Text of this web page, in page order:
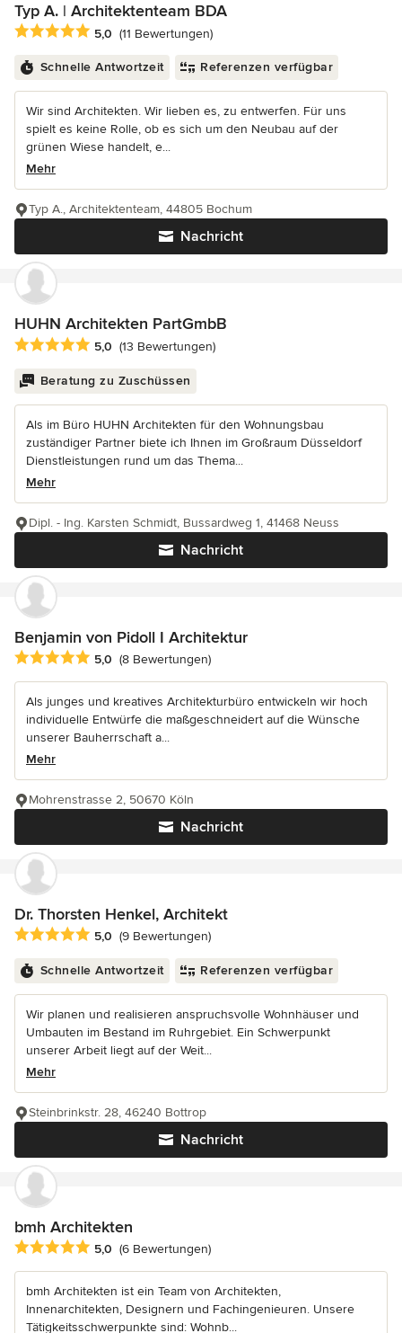
Typ A. | Architektenteam BDA
Durchschnittliche Bewertung: 5 von 5 Sternen
5,0 (11 Bewertungen)
Schnelle Antwortzeit Referenzen verfügbar
Wir sind Architekten. Wir lieben es, zu entwerfen. Für uns
spielt es keine Rolle, ob es sich um den Neubau auf der
grünen Wiese handelt, e...
Mehr
Nachricht
Typ A., Architektenteam, 44805 Bochum
HUHN Architekten PartGmbB
Durchschnittliche Bewertung: 5 von 5 Sternen
5,0 (13 Bewertungen)
Beratung zu Zuschüssen
Als im Büro HUHN Architekten für den Wohnungsbau
zuständiger Partner biete ich Ihnen im Großraum Düsseldorf
Dienstleistungen rund um das Thema...
Mehr
Nachricht
Dipl. - Ing. Karsten Schmidt, Bussardweg 1, 41468 Neuss
Benjamin von Pidoll I Architektur
Durchschnittliche Bewertung: 5 von 5 Sternen
5,0 (8 Bewertungen)
Als junges und kreatives Architekturbüro entwickeln wir hoch
individuelle Entwürfe die maßgeschneidert auf die Wünsche
unserer Bauherrschaft a...
Mehr
Nachricht
Mohrenstrasse 2, 50670 Köln
Dr. Thorsten Henkel, Architekt
Durchschnittliche Bewertung: 5 von 5 Sternen
5,0 (9 Bewertungen)
Schnelle Antwortzeit Referenzen verfügbar
Wir planen und realisieren anspruchsvolle Wohnhäuser und
Umbauten im Bestand im Ruhrgebiet. Ein Schwerpunkt
unserer Arbeit liegt auf der Weit...
Mehr
Nachricht
Steinbrinkstr. 28, 46240 Bottrop
bmh Architekten
Durchschnittliche Bewertung: 5 von 5 Sternen
5,0 (6 Bewertungen)
bmh Architekten ist ein Team von Architekten,
Innenarchitekten, Designern und Fachingenieuren. Unsere
Tätigkeitsschwerpunkte sind: Wohnb...